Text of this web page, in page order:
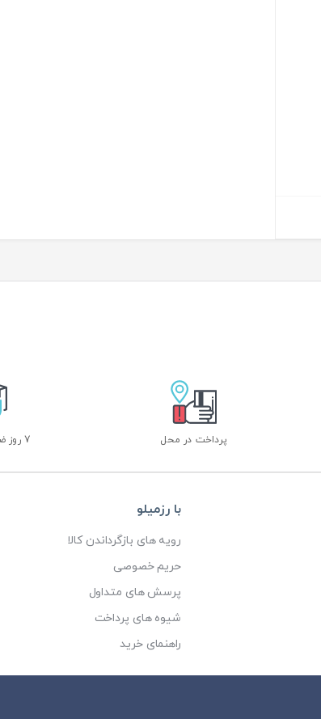
پرداخت در محل 7 روز ضمانت بازگشت
با رزمیلو
رویه های بازگرداندن کالا
حریم خصوصی
پرسش های متداول
شیوه های پرداخت
راهنمای خرید